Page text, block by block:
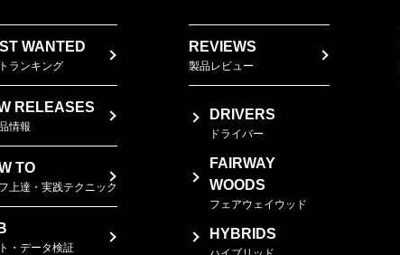
WANTED
ランキング
RELEASES
情報
TO
上達・実践テクニック
・データ検証
REVIEWS
製品レビュー
DRIVERS
ドライバー
FAIRWAY
WOODS
フェアウェイウッド
HYBRIDS